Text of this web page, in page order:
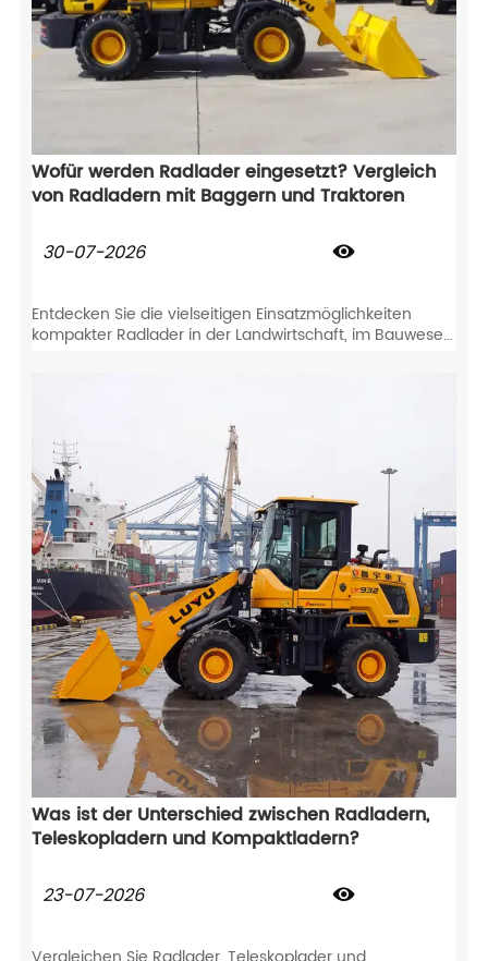
Wofür werden Radlader eingesetzt? Vergleich
von Radladern mit Baggern und Traktoren
30-07-2026

Entdecken Sie die vielseitigen Einsatzmöglichkeiten
kompakter Radlader in der Landwirtschaft, im Bauwesen
Was ist der Unterschied zwischen Radladern,
Teleskopladern und Kompaktladern?
23-07-2026
